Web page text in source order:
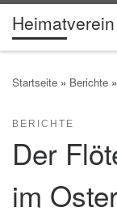
Zum Inhalt
Startseite » Berichte »
BERICHTE
Der
im